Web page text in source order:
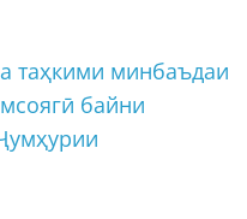
таҳкими минбаъдаи
байни